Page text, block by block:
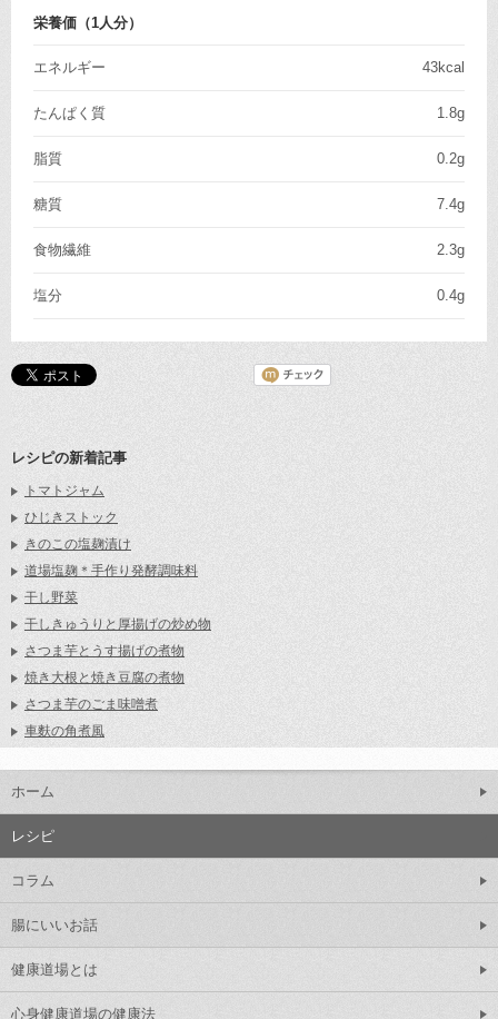
栄養価（1人分）
エネルギー 43kcal
たんぱく質 1.8g
脂質 0.2g
糖質 7.4g
食物繊維 2.3g
塩分 0.4g
レシピの新着記事
トマトジャム
ひじきストック
きのこの塩麹漬け
道場塩麹＊手作り発酵調味料
干し野菜
干しきゅうりと厚揚げの炒め物
さつま芋とうす揚げの煮物
焼き大根と焼き豆腐の煮物
さつま芋のごま味噌煮
車麩の角煮風
ホーム
レシピ
コラム
腸にいいお話
健康道場とは
心身健康道場の健康法